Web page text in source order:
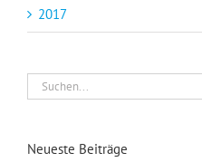
2017
Suche
nach:
Neueste Beiträge